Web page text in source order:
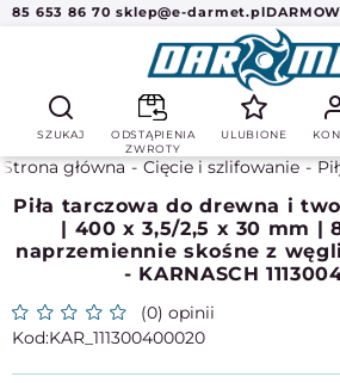
85 653 86 70 sklep@e-darmet.pl
SZUKAJ
ODSTĄPIENIA
ZWROTY
ULUBIONE
Strona główna Cięcie i szlifowanie
Piła tarczowa do drewna i
| 400 x 3,5/2,5 x 30 mm |
naprzemiennie skośne z
- KARNASCH
(0) opinii
KAR_111300400020